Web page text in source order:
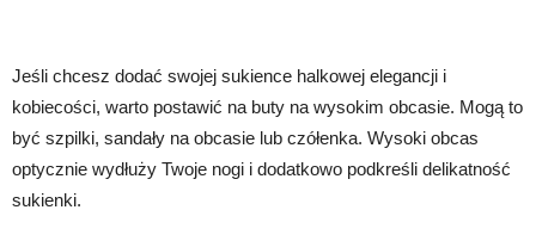
Jeśli chcesz dodać swojej sukience halkowej elegancji i
kobiecości, warto postawić na buty na wysokim obcasie. Mogą to
być szpilki, sandały na obcasie lub czółenka. Wysoki obcas
optycznie wydłuży Twoje nogi i dodatkowo podkreśli delikatność
sukienki.